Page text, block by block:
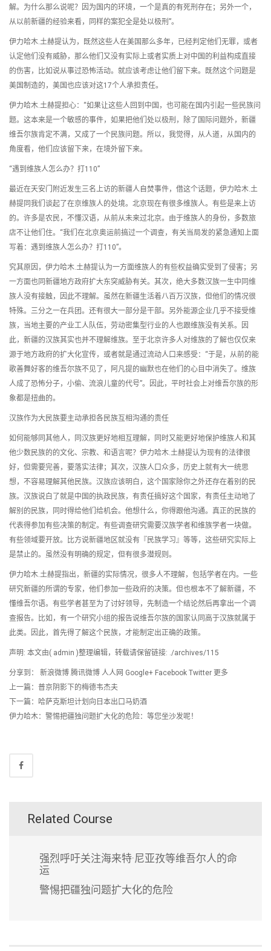
解。为什么那么说呢？因为国内的环境，一个是真的有死刑存在；另外一个，
从以前新疆的经验来看，同样的案犯全是处以极刑”。
伊力哈木.土赫提认为，既然这些人在美国那么多年，已经判定他们无罪，或者
认定他们没有威胁，那么他们又没有实际上或者实质上对中国的利益构成直接
的伤害，比如说从事过恐怖活动。就应该考虑让他们留下来。既然这个问题是
美国制造的，美国也应该对这17个人承担责任。
伊力哈木.土赫提担心：“如果让这些人回到中国，也可能在国内引起一些民族问
题。这本来是一个敏感的事件，如果把他们处以极刑，除了国际问题外，新疆
维吾尔族肯定不满，又成了一个民族问题。所以，我觉得，从人道，从国内的
角度看，他们应该留下来，在境外留下来。
“遇到维族人怎么办？打110”
最近在天安门附近发生三名上访的新疆人自焚事件，借这个话题，伊力哈木.土
赫提同我们谈起了在京维族人的处境。北京现在有很多维族人。有些是来上访
的。许多是农民，不懂汉语，从前从未来过北京。由于维族人的身份，多数旅
店不让他们住。“我们在北京奥运前搞过一个调查，有关当局发的紧急通知上面
写着：遇到维族人怎么办？打110”。
究其原因，伊力哈木.土赫提认为一方面维族人的有些权益确实受到了侵害；另
一方面也同新疆地方政府扩大东突威胁有关。其次，绝大多数汉族一生中同维
族人没有接触，因此不理解。虽然在新疆生活着八百万汉族，但他们的情况很
特殊。三分之一在兵团。还有很大一部分是干部。另外能源企业几乎不接受维
族，当地主要的产业工人队伍，劳动密集型行业的人也跟维族没有关系。因
此，新疆的汉族其实也并不理解维族。至于北京许多人对维族的了解也仅仅来
源于地方政府的扩大化宣传，或者就是通过流动人口来感受：“于是，从前的能
歌善舞好客的维吾尔族不见了，阿凡提的幽默也在他们的心目中消失了。维族
人成了恐怖分子，小偷、流浪儿童的代号”。因此，平时社会上对维吾尔族的形
象都是扭曲的。
汉族作为大民族要主动承担各民族互相沟通的责任
如何能够同其他人，同汉族更好地相互理解，同时又能更好地保护维族人和其
他少数民族的的文化、宗教、和语言呢？伊力哈木.土赫提认为现有的法律很
好，但需要完善，要落实法律；其次，汉族人口众多，历史上就有大一统思
想，不容易理解其他民族。汉族应该明白，这个国家除你之外还存在着别的民
族。汉族说白了就是中国的执政民族，有责任搞好这个国家，有责任主动地了
解别的民族，同时得给他们给机会。他想什么，你得跟他沟通。真正的民族的
代表得参加有些决策的制定。有些调查研究需要汉族学者和维族学者一块做。
有些领域要开放。比方说新疆地区就没有『民族学习』等等，这些研究实际上
是禁止的。虽然没有明确的规定，但有很多潜规则。
伊力哈木.土赫提指出，新疆的实际情况，很多人不理解，包括学者在内。一些
研究新疆的所谓的专家，他们参加一些政府的决策。但也根本不了解新疆，不
懂维吾尔语。有些学者甚至为了讨好领导，先制造一个结论然后再拿出一个调
查报告。比如，有一个研究小组的报告说维吾尔族的国家认同高于汉族就属于
此类。因此，首先得了解这个民族，才能制定出正确的政策。
声明: 本文由( admin )整理编辑，转载请保留链接: ./archives/115
分享到： 新浪微博 腾讯微博 人人网 Google+ Facebook Twitter 更多
上一篇：普京阴影下的梅德韦杰夫
下一篇：哈萨克斯坦计划向日本出口马奶酒
伊力哈木：警惕把疆独问题扩大化的危险：等您坐沙发呢！
Related Course
强烈呼吁关注海来特·尼亚孜等维吾尔人的命
运
警惕把疆独问题扩大化的危险